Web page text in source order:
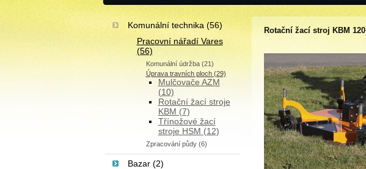
Rotační žací stroj KBM 120
Komunální technika (56)
Pracovní nářadí Vares
(56)
Komunální údržba (21)
Úprava travních ploch (29)
Mulčovače AZM
(10)
Rotační žací stroje
KBM (7)
Třínožové žací
stroje HSM (12)
Zpracování půdy (6)
Bazar (2)